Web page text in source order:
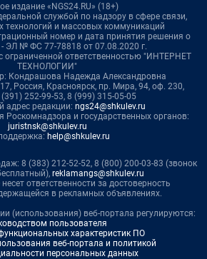
издание «NGS24.RU» (18+)
службой по надзору в сфере связи,
и массовых коммуникаций
номер и дата принятия решения о
- ЭЛ № ФС 77-78818 от 07.08.2020 г.
ограниченной ответственностью "ИНТЕРНЕТ
ТЕХНОЛОГИИ"
Кондрашова Надежда Александровна
Россия, Красноярск, пр. Мира, 94, оф. 230,
252-99-53, 8 (999) 315-05-05
адрес редакции: ngs24@shkulev.ru
Роскомнадзора и государственных органов:
juristnsk@shkulev.ru
help@shkulev.ru
8 (383) 212-52-52, 8 (800) 200-03-83 (звонок
reklamangs@shkulev.ru
ответственности за достоверность
в рекламных объявлениях.
(использования) веб-портала регулируются:
пользователя
характеристик ПО
веб-портала и политикой
персональных данных